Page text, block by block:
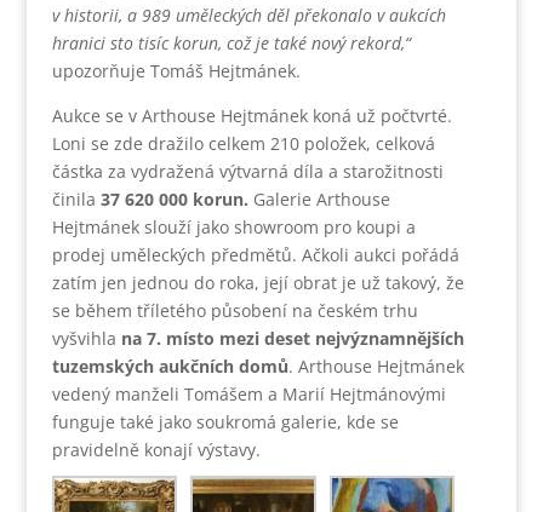
v historii, a 989 uměleckých děl překonalo v aukcích
hranici sto tisíc korun, což je také nový rekord,“
upozorňuje Tomáš Hejtmánek.
Aukce se v Arthouse Hejtmánek koná už počtvrté.
Loni se zde dražilo celkem 210 položek, celková
částka za vydražená výtvarná díla a starožitnosti
činila 37 620 000 korun. Galerie Arthouse
Hejtmánek slouží jako showroom pro koupi a
prodej uměleckých předmětů. Ačkoli aukci pořádá
zatím jen jednou do roka, její obrat je už takový, že
se během tříletého působení na českém trhu
vyšvihla na 7. místo mezi deset nejvýznamnějších
tuzemských aukčních domů. Arthouse Hejtmánek
vedený manželi Tomášem a Marií Hejtmánovými
funguje také jako soukromá galerie, kde se
pravidelně konají výstavy.